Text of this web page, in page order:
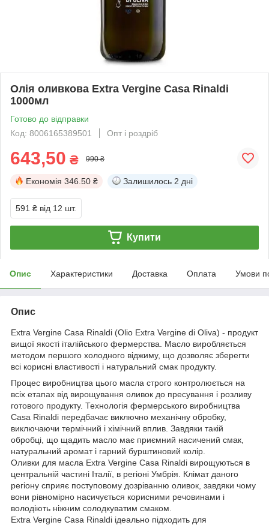
Олія оливкова Extra Vergine Casa Rinaldi
1000мл
Готово до відправки
Код: 8006165389501
Опт і роздріб
643,50 ₴ 990 ₴
Економія 346.50 ₴ Залишилось 2 дні
591 ₴ від 12 шт.
Купити
Опис Характеристики Доставка Оплата Умови
Опис
Extra Vergine Casa Rinaldi (Olio Extra Vergine di Oliva) - продукт
вищої якості італійського фермерства. Масло виробляється
методом першого холодного віджиму, що дозволяє зберегти
всі корисні властивості і натуральний смак продукту.
Процес виробництва цього масла строго контролюється на
всіх етапах від вирощування оливок до пресування і розливу
готового продукту. Технологія фермерського виробництва
Casa Rinaldi передбачає виключно механічну обробку,
виключаючи термічний і хімічний вплив. Завдяки такій
обробці, що щадить масло має приємний насичений смак,
натуральний аромат і гарний бурштиновий колір.
Оливки для масла Extra Vergine Casa Rinaldi вирощуються в
центральній частині Італії, в регіоні Умбрія. Клімат даного
регіону сприяє поступовому дозріванню оливок, завдяки чому
вони рівномірно насичується корисними речовинами і
володіють ніжним солодкуватим смаком.
Extra Vergine Casa Rinaldi ідеально підходить для